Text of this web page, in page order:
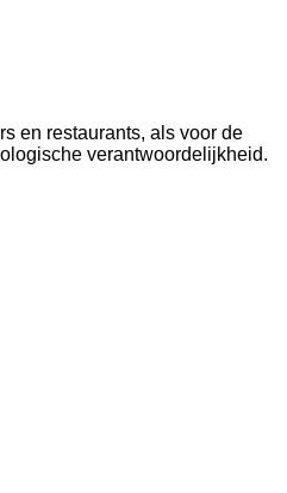
en restaurants, als voor de
verantwoordelijkheid.